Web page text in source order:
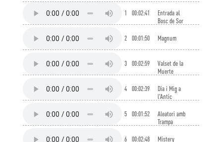
1 00:02:41
Entrada al
Bosc de Sor
2
00:01:50 Magnum
3 00:02:59
Valset de la
Muerte
4 00:02:39
Dia i Mig a
l'Antic
5
00:01:52
Aleatori amb
Trampa
6 00:02:48
Mistery